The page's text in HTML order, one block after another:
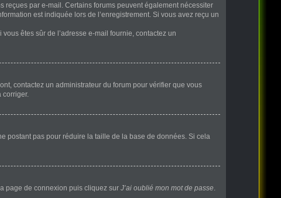
reçues par e-mail. Certains forums peuvent également nécessiter
est indiquée lors de l’enregistrement. Si vous avez reçu un
êtes sûr de l’adresse e-mail fournie, contactez un
contactez un administrateur du forum pour vérifier que vous
postant pas pour réduire la taille de la base de données. Si cela
page de connexion puis cliquez sur J’ai oublié mon mot de passe